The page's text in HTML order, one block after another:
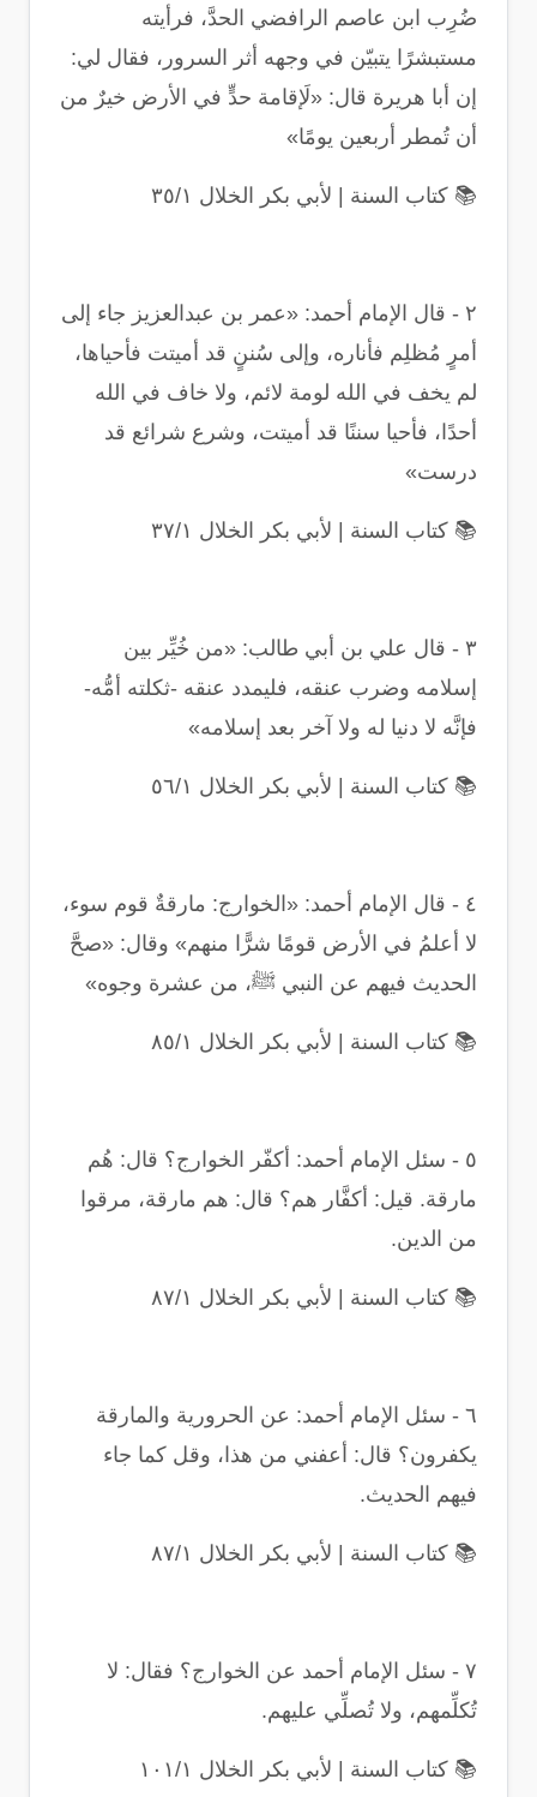
ضُرِب ابن عاصم الرافضي الحدَّ، فرأيته
مستبشرًا يتبيّن في وجهه أثر السرور، فقال لي:
إن أبا هريرة قال: «لَإقامة حدٍّ في الأرض خيرٌ من
أن تُمطر أربعين يومًا»
📚 كتاب السنة | لأبي بكر الخلال ٣٥/١
٢ - قال الإمام أحمد: «عمر بن عبدالعزيز جاء إلى
أمرٍ مُظلِم فأناره، وإلى سُننٍ قد أميتت فأحياها،
لم يخف في الله لومة لائم، ولا خاف في الله
أحدًا، فأحيا سننًا قد أميتت، وشرع شرائع قد
درست»
📚 كتاب السنة | لأبي بكر الخلال ٣٧/١
٣ - قال علي بن أبي طالب: «من خُيِّر بين
إسلامه وضرب عنقه، فليمدد عنقه -ثكلته أمُّه-
فإنَّه لا دنيا له ولا آخر بعد إسلامه»
📚 كتاب السنة | لأبي بكر الخلال ٥٦/١
٤ - قال الإمام أحمد: «الخوارج: مارقةٌ قوم سوء،
لا أعلمُ في الأرض قومًا شرًّا منهم» وقال: «صحَّ
الحديث فيهم عن النبي ﷺ، من عشرة وجوه»
📚 كتاب السنة | لأبي بكر الخلال ٨٥/١
٥ - سئل الإمام أحمد: أكفّر الخوارج؟ قال: هُم
مارقة. قيل: أكفَّار هم؟ قال: هم مارقة، مرقوا
من الدين.
📚 كتاب السنة | لأبي بكر الخلال ٨٧/١
٦ - سئل الإمام أحمد: عن الحرورية والمارقة
يكفرون؟ قال: أعفني من هذا، وقل كما جاء
فيهم الحديث.
📚 كتاب السنة | لأبي بكر الخلال ٨٧/١
٧ - سئل الإمام أحمد عن الخوارج؟ فقال: لا
تُكلِّمهم، ولا تُصلِّي عليهم.
📚 كتاب السنة | لأبي بكر الخلال ١٠١/١